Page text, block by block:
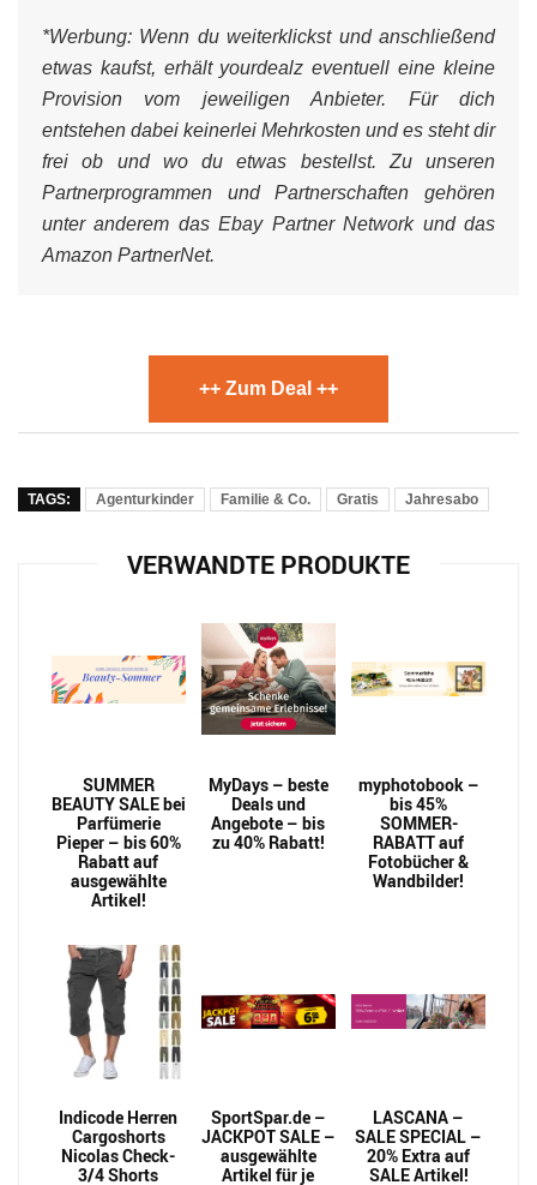
*Werbung: Wenn du weiterklickst und anschließend
etwas kaufst, erhält yourdealz eventuell eine kleine
Provision vom jeweiligen Anbieter. Für dich
entstehen dabei keinerlei Mehrkosten und es steht dir
frei ob und wo du etwas bestellst. Zu unseren
Partnerprogrammen und Partnerschaften gehören
unter anderem das Ebay Partner Network und das
Amazon PartnerNet.
++ Zum Deal ++
TAGS: Agenturkinder Familie & Co. Gratis Jahresabo
VERWANDTE PRODUKTE
SUMMER
BEAUTY SALE bei
Parfümerie
Pieper – bis 60%
Rabatt auf
ausgewählte
Artikel!
MyDays – beste
Deals und
Angebote – bis
zu 40% Rabatt!
myphotobook –
bis 45%
SOMMER-
RABATT auf
Fotobücher &
Wandbilder!
Indicode Herren
Cargoshorts
Nicolas Check-
3/4 Shorts
SportSpar.de –
JACKPOT SALE –
ausgewählte
Artikel für je
LASCANA –
SALE SPECIAL –
20% Extra auf
SALE Artikel!